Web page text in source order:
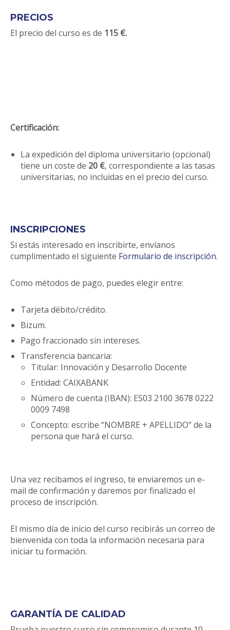
PRECIOS
El precio del curso es de 115 €.
Certificación:
La expedición del diploma universitario (opcional)
tiene un coste de 20 €, correspondiente a las tasas
universitarias, no incluidas en el precio del curso.
INSCRIPCIONES
Si estás interesado en inscribirte, envíanos
cumplimentado el siguiente Formulario de inscripción.
Como métodos de pago, puedes elegir entre:
Tarjeta débito/crédito.
Bizum.
Pago fraccionado sin intereses.
Transferencia bancaria:
Titular: Innovación y Desarrollo Docente
Entidad: CAIXABANK
Número de cuenta (IBAN): ES03 2100 3678 0222
0009 7498
Concepto: escribe “NOMBRE + APELLIDO” de la
persona que hará el curso.
Una vez recibamos el ingreso, te enviaremos un e-
mail de confirmación y daremos por finalizado el
proceso de inscripción.
El mismo día de inicio del curso recibirás un correo de
bienvenida con toda la información necesaria para
iniciar tu formación.
GARANTÍA DE CALIDAD